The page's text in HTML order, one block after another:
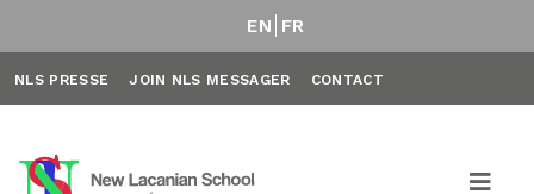
EN FR
NLS PRESSE JOIN NLS MESSAGER CONTACT